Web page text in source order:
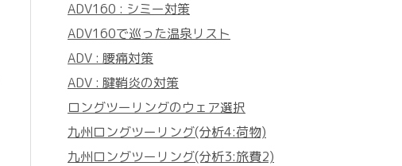
ADV160 : シミー対策
ADV160で巡った温泉リスト
ADV : 腰痛対策
ADV : 腱鞘炎の対策
ロングツーリングのウェア選択
九州ロングツーリング(分析4:荷物)
九州ロングツーリング(分析3:旅費2)